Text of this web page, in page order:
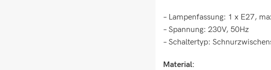
– Lampenfassung: 1 x E27,
– Spannung: 230V, 50Hz
– Schaltertyp:
Material: